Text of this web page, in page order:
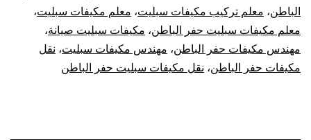
الباطن، معلم تركيب مكيفات سبليت، معلم مكيفات سبليت،
معلم مكيفات سبليت حفر الباطن، مكيفات سبليت صيانة،
مهندس مكيفات حفر الباطن، مهندس مكيفات سبليت، نقل
مكيفات حفر الباطن، نقل مكيفات سبليت حفر الباطن